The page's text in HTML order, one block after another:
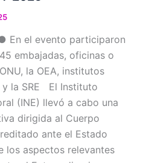
En el evento participaron
embajadas, oficinas o
la OEA, institutos
y la SRE El Instituto
(INE) llevó a cabo una
dirigida al Cuerpo
ante el Estado
los aspectos relevantes